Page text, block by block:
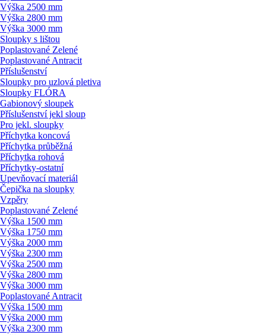
Výška 2500 mm
Výška 2800 mm
Výška 3000 mm
Sloupky s lištou
Poplastované Zelené
Poplastované Antracit
Příslušenství
Sloupky pro uzlová pletiva
Sloupky FLÓRA
Gabionový sloupek
Příslušenství jekl sloup
Pro jekl. sloupky
Příchytka koncová
Příchytka průběžná
Příchytka rohová
Příchytky-ostatní
Upevňovací materiál
Čepička na sloupky
Vzpěry
Poplastované Zelené
Výška 1500 mm
Výška 1750 mm
Výška 2000 mm
Výška 2300 mm
Výška 2500 mm
Výška 2800 mm
Výška 3000 mm
Poplastované Antracit
Výška 1500 mm
Výška 2000 mm
Výška 2300 mm